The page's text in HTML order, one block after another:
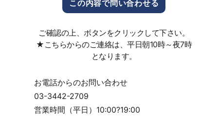
ご確認の上、ボタンをクリックして下さい。
★こちらからのご連絡は、平日朝10時～夜7時
となります。
お電話からのお問い合わせ
03-3442-2709
営業時間（平日）10:00?19:00